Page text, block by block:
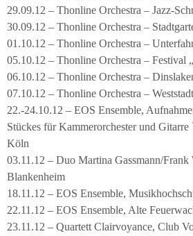
29.09.12 – Thonline Orchestra – Jazz-
30.09.12 – Thonline Orchestra –
01.10.12 – Thonline Orchestra –
05.10.12 – Thonline Orchestra – Festival
06.10.12 – Thonline Orchestra –
07.10.12 – Thonline Orchestra –
22.-24.10.12 – EOS Ensemble,
Stückes für Kammerorchester und
Köln
03.11.12 – Duo Martina Gassmann/
Blankenheim
18.11.12 – EOS Ensemble,
22.11.12 – EOS Ensemble, Alte
23.11.12 – Quartett Clairvoyance, Club